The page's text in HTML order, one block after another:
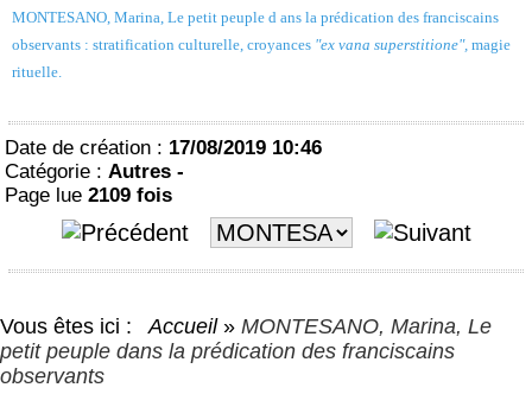
MONTESANO, Marina, Le petit peuple d ans la prédication des franciscains
observants : stratification culturelle, croyances "ex vana superstitione", magie
rituelle.
Date de création : 17/08/2019 10:46
Catégorie : Autres -
Page lue 2109 fois
Vous êtes ici : Accueil » MONTESANO, Marina, Le
petit peuple dans la prédication des franciscains
observants